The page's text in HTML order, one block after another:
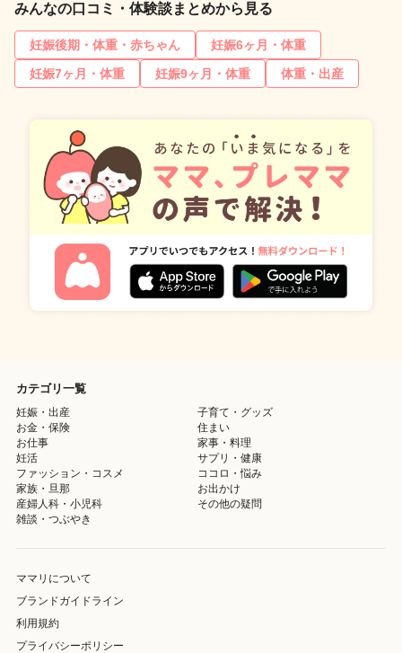
みんなの口コミ・体験談まとめから見る
妊娠後期・体重・赤ちゃん
妊娠6ヶ月・体重
妊娠7ヶ月・体重
妊娠9ヶ月・体重 体重・出産
カテゴリ一覧
妊娠・出産
子育て・グッズ
お金・保険
住まい
お仕事
家事・料理
妊活
サプリ・健康
ファッション・コスメ
ココロ・悩み
家族・旦那
お出かけ
産婦人科・小児科
その他の疑問
雑談・つぶやき
ママリについて
ブランドガイドライン
利用規約
プライバシーポリシー